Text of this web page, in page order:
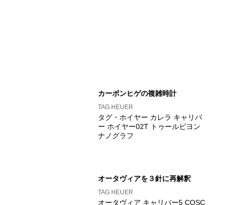
カーボンヒゲの複雑時計
TAG HEUER
タグ・ホイヤー カレラ キャリバ
ー ホイヤー02T トゥールビヨン
ナノグラフ
オータヴィアを３針に再解釈
TAG HEUER
オータヴィア キャリバー5 COSC